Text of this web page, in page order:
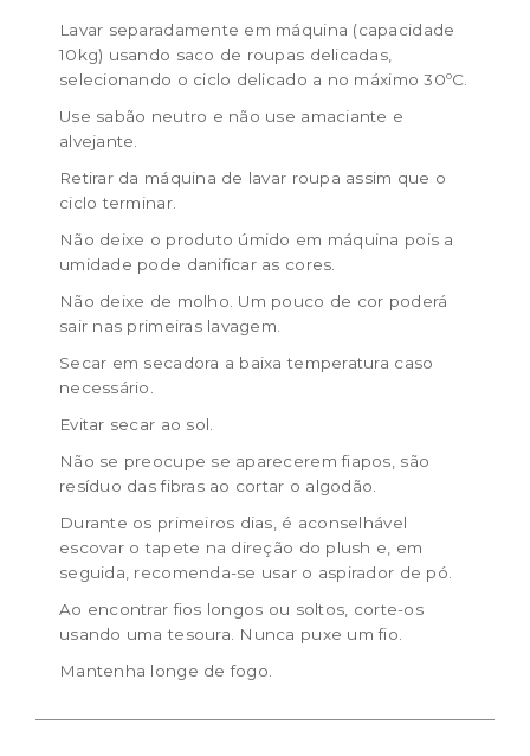
Lavar separadamente em máquina (capacidade
10kg) usando saco de roupas delicadas,
selecionando o ciclo delicado a no máximo 30ºC.
Use sabão neutro e não use amaciante e
alvejante.
Retirar da máquina de lavar roupa assim que o
ciclo terminar.
Não deixe o produto úmido em máquina pois a
umidade pode danificar as cores.
Não deixe de molho. Um pouco de cor poderá
sair nas primeiras lavagem.
Secar em secadora a baixa temperatura caso
necessário.
Evitar secar ao sol.
Não se preocupe se aparecerem fiapos, são
resíduo das fibras ao cortar o algodão.
Durante os primeiros dias, é aconselhável
escovar o tapete na direção do plush e, em
seguida, recomenda-se usar o aspirador de pó.
Ao encontrar fios longos ou soltos, corte-os
usando uma tesoura. Nunca puxe um fio.
Mantenha longe de fogo.